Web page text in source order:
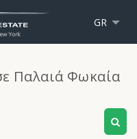
GR
Παλαιά Φωκαία